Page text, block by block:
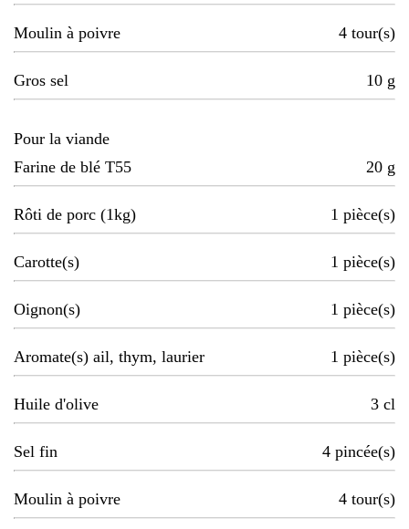
Moulin à poivre 4 tour(s)
Gros sel 10 g
Pour la viande
Farine de blé T55
20 g
Rôti de porc (1kg) 1 pièce(s)
Carotte(s) 1 pièce(s)
Oignon(s) 1 pièce(s)
Aromate(s) ail, thym, laurier 1 pièce(s)
Huile d'olive 3 cl
Sel fin 4 pincée(s)
Moulin à poivre 4 tour(s)